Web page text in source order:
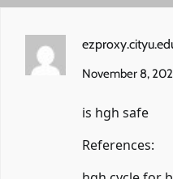
November 8,
is hgh safe
References: